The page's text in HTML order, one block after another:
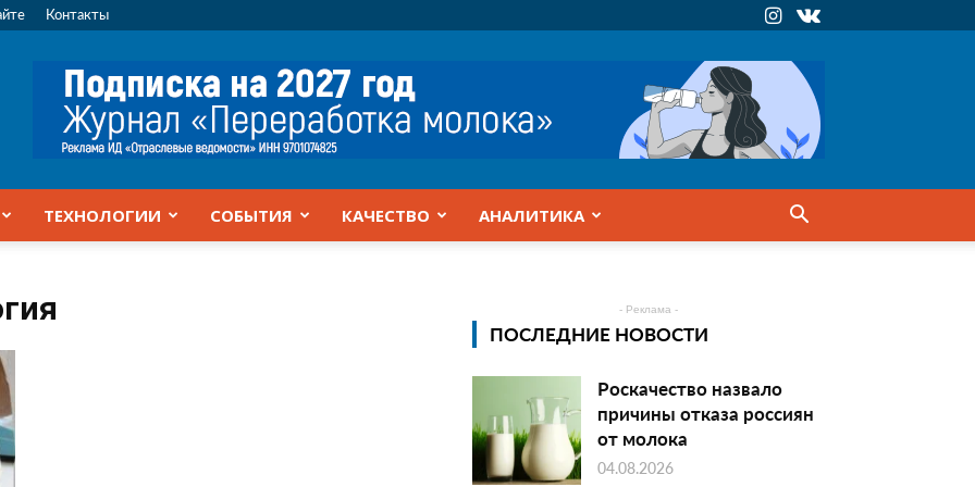
Контакты
ТЕХНОЛОГИИ СОБЫТИЯ КАЧЕСТВО АНАЛИТИКА
- Реклама -
ПОСЛЕДНИЕ НОВОСТИ
Роскачество назвало
причины отказа россиян
от молока
04.08.2026